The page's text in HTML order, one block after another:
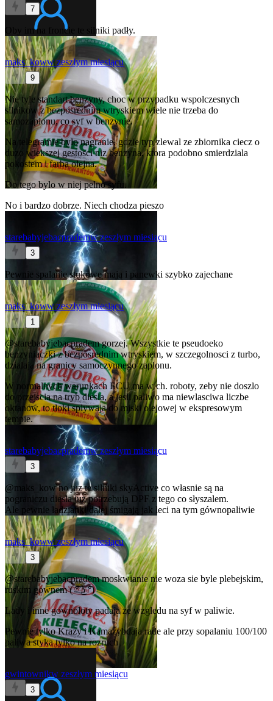
7
Oby im na froncie te silniki padły.
maks_koww zeszłym miesiącu
9
Nie tyle standart benzyny, choc w przypadku wspolczesnych
silnikow z bezposrednim wtryskiem wiele nie trzeba do
samozaplonu, co syf w benzynie.
Na telegramie bylo nagranie, gdzie typ zlewal ze zbiornika ciecz o
duzo wiekszej gestosci niz benzyna, ktora podobno smierdziala
pokostem i farba olejna.
Do tego bylo w niej pelno syfu.
No i bardzo dobrze. Niech chodza pieszo
starebabyjebacprademw zeszłym miesiącu
3
Pewnie spalanie stukowe mają i panewki szybko zajechane
maks_koww zeszłym miesiącu
1
@starebabyjebacprademgorzej. Wszystkie te pseudoeko
benzyniaczki z bezposrednim wtryskiem, w szczegolnosci z turbo,
dzialaja na granicy samoczynnego zaplonu.
W normalnych warunkach ECU ma w ch. roboty, zeby nie doszlo
do przejscia na tryb diesla, a jesli paliwo ma niewlasciwa liczbe
oktanow, to tloki splywaja do miski olejowej w ekspresowym
tempie.
starebabyjebacprademw zeszłym miesiącu
3
@maks_kowno juz te silniki skyActive co własnie są na
pograniczu diesla już potrzebują DPF z tego co słyszalem.
Ale pewnie ładzianki dalej śmigają jak leci na tym gównopaliwie
maks_koww zeszłym miesiącu
3
@starebabyjebacprademmoskwianie nie woza sie byle plebejskim,
ruskim gownem ( ͡° ͜ʖ ͡°)
Lady i inne gownoloty padaja ze wzgledu na syf w paliwie.
Pewnie tylko Krazy i Kamazybdaja rade ale przy sopalaniu 100/100
paliwa styka tylko na rozruch
gwintownikw zeszłym miesiącu
3